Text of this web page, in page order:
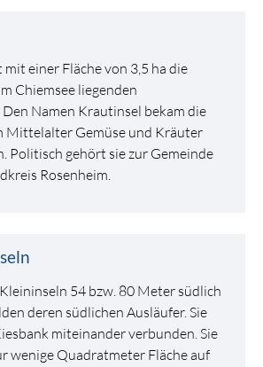
einer Fläche von 3,5 ha die
Chiemsee liegenden
Namen Krautinsel bekam die
Mittelalter Gemüse und Kräuter
Politisch gehört sie zur Gemeinde
Rosenheim.
54 bzw. 80 Meter südlich
deren südlichen Ausläufer. Sie
miteinander verbunden. Sie
wenige Quadratmeter Fläche auf